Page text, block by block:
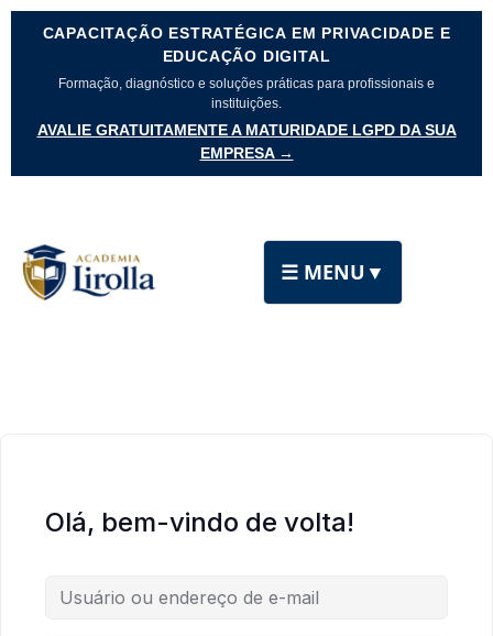
CAPACITAÇÃO ESTRATÉGICA EM PRIVACIDADE E
EDUCAÇÃO DIGITAL
Formação, diagnóstico e soluções práticas para profissionais e
instituições.
AVALIE GRATUITAMENTE A MATURIDADE LGPD DA SUA
EMPRESA →
☰ MENU ▼
Olá, bem-vindo de volta!